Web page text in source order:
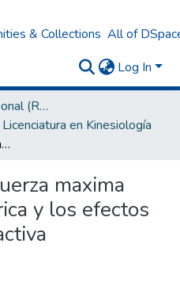
& Collections All of
Log In
Repositorio Institucional (RI) del Instituto Universitario de Ciencias de la Salud Fundación H. A. Barceló
Licenciatura en Kinesiología
Evaluacion de la fuerza maxima voluntaria isometrica y los efectos de la flexibilidad activa
maxima
y los efectos